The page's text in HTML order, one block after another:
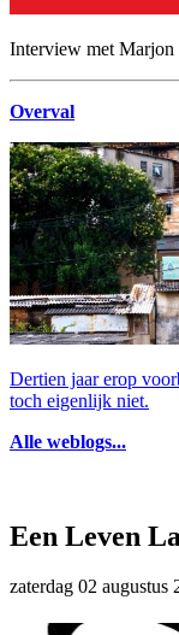
Interview met Marjon
Overval
Dertien jaar erop
toch eigenlijk niet.
Alle weblogs...
Een Leven
zaterdag 02 augustus